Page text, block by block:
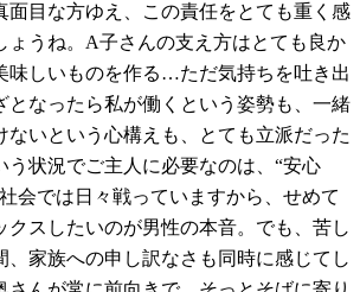
面目な方ゆえ、この責任をとても重く感
ょうね。A子さんの支え方はとても良か
味しいものを作る…ただ気持ちを吐き出
となったら私が働くという姿勢も、一緒
ないという心構えも、とても立派だった
う状況でご主人に必要なのは、“安心
会では日々戦っていますから、せめて
クスしたいのが男性の本音。でも、苦し
、家族への申し訳なさも同時に感じてし